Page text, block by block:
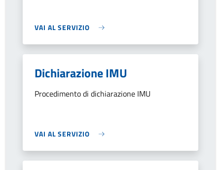
VAI AL SERVIZIO
Dichiarazione IMU
Procedimento di dichiarazione IMU
VAI AL SERVIZIO